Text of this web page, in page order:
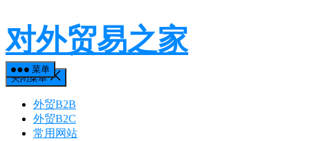
对外贸易之家
菜单
关闭菜单
外贸B2B
外贸B2C
常用网站